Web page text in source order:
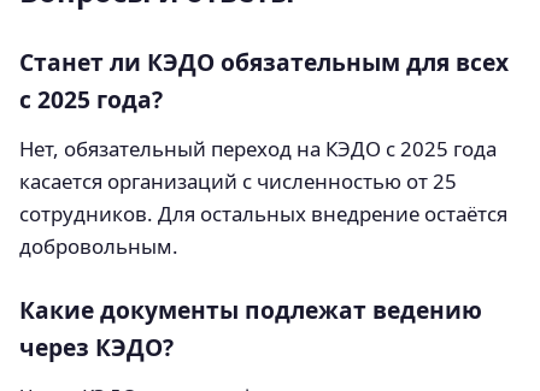
Станет ли КЭДО обязательным для всех
с 2025 года?
Нет, обязательный переход на КЭДО с 2025 года
касается организаций с численностью от 25
сотрудников. Для остальных внедрение остаётся
добровольным.
Какие документы подлежат ведению
через КЭДО?